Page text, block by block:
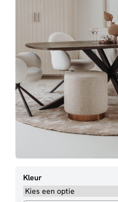
Kleur